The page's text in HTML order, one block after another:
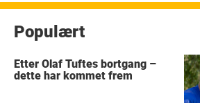
Populært
Etter Olaf Tuftes bortgang –
dette har kommet frem